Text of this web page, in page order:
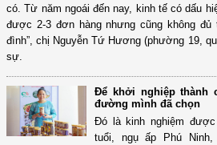
có. Từ năm ngoái đến nay, kinh tế có dấu
được 2-3 đơn hàng nhưng cũng không đủ
đình”, chị Nguyễn Tứ Hương (phường 19,
sự.
Để khởi nghiệp thành
đường mình đã chọn
Đó là kinh nghiệm
tuổi, ngụ ấp Phú